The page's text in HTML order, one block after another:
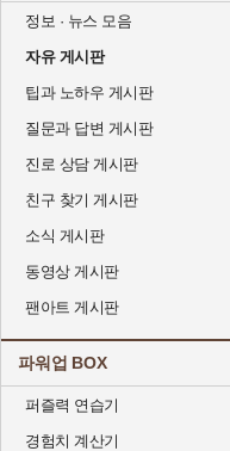
정보 · 뉴스 모음
자유 게시판
팁과 노하우 게시판
질문과 답변 게시판
진로 상담 게시판
친구 찾기 게시판
소식 게시판
동영상 게시판
팬아트 게시판
파워업 BOX
퍼즐력 연습기
경험치 계산기